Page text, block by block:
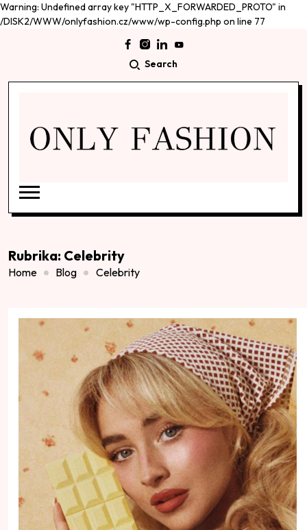
Warning: Undefined array key "HTTP_X_FORWARDED_PROTO" in
/DISK2/WWW/onlyfashion.cz/www/wp-config.php on line 77
Search
Rubrika: Celebrity
Home Blog Celebrity